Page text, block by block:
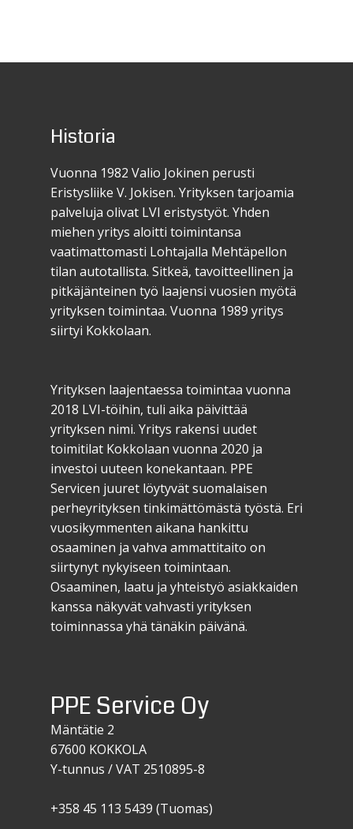
Historia
Vuonna 1982 Valio Jokinen perusti
Eristysliike V. Jokisen. Yrityksen tarjoamia
palveluja olivat LVI eristystyöt. Yhden
miehen yritys aloitti toimintansa
vaatimattomasti Lohtajalla Mehtäpellon
tilan autotallista. Sitkeä, tavoitteellinen ja
pitkäjänteinen työ laajensi vuosien myötä
yrityksen toimintaa. Vuonna 1989 yritys
siirtyi Kokkolaan.
Yrityksen laajentaessa toimintaa vuonna
2018 LVI-töihin, tuli aika päivittää
yrityksen nimi. Yritys rakensi uudet
toimitilat Kokkolaan vuonna 2020 ja
investoi uuteen konekantaan. PPE
Servicen juuret löytyvät suomalaisen
perheyrityksen tinkimättömästä työstä. Eri
vuosikymmenten aikana hankittu
osaaminen ja vahva ammattitaito on
siirtynyt nykyiseen toimintaan.
Osaaminen, laatu ja yhteistyö asiakkaiden
kanssa näkyvät vahvasti yrityksen
toiminnassa yhä tänäkin päivänä.
PPE Servi​ce Oy
Mäntätie 2
67600 KOKKOLA
Y-tunnus / VAT 2510895-8
+358 45 113 5439 (Tuomas)